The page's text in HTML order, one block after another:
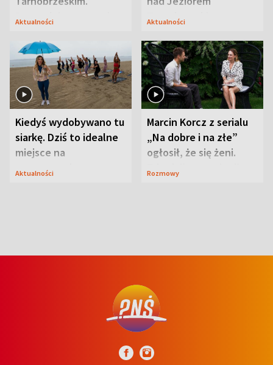
Przyrodnicy zwracają
Aktualności
Tarnobrzeskim
Aktualności
Kiedyś wydobywano tu
siarkę. Dziś to idealne
miejsce na
wypoczynek
Aktualności
Marcin Korcz z serialu
„Na dobre i na złe”
ogłosił, że się żeni.
Zdradził, co zmienił
Rozmowy